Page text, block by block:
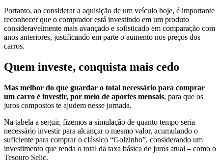
Portanto, ao considerar a aquisição de um veículo hoje, é importante
reconhecer que o comprador está investindo em um produto
consideravelmente mais avançado e sofisticado em comparação com
anos anteriores, justificando em parte o aumento nos preços dos
carros.
Quem investe, conquista mais cedo
Mas melhor do que guardar o total necessário para comprar
um carro é investir, por meio de aportes mensais, para que os
juros compostos te ajudem nesse jornada.
Na tabela a seguir, fizemos a simulação de quanto tempo seria
necessário investir para alcançar o mesmo valor, acumulando o
suficiente para comprar o clássico “Golzinho”, considerando um
investimento que renda o total da taxa básica de juros atual – como o
Tesouro Selic.